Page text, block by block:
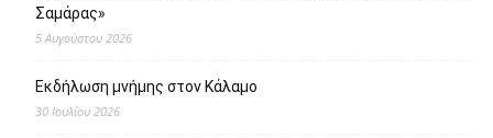
Σαμάρας»
5 Αυγούστου 2026
Εκδήλωση μνήμης στον Κάλαμο
30 Ιουλίου 2026